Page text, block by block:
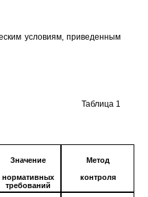
условиям, приведенным
Таблица 1
Значение
нормативных
требований
Метод
контроля